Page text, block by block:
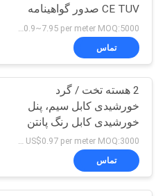
کنترل
کیفیت
تماس
CE TUV صدور گواهینامه
تماس
2 هسته تخت / گرد
خورشیدی کابل سیم، پنل
خورشیدی کابل رنگ پانتن
است
US$0.97 per meter MOQ:3000 متر
تماس